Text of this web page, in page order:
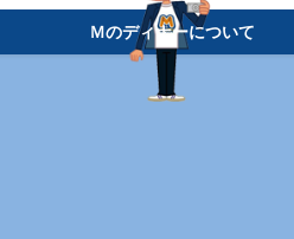
Ｍのディナーについて